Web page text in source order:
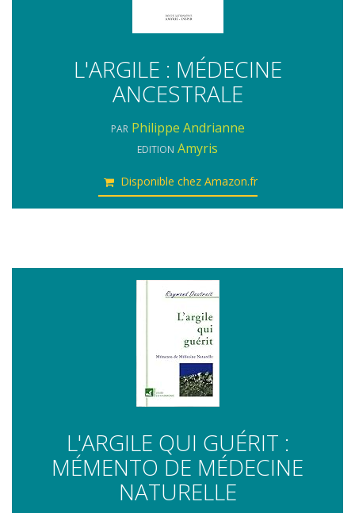
L'ARGILE : MÉDECINE
ANCESTRALE
PARPhilippe Andrianne
EDITION Amyris
Disponible chez Amazon.fr
L'ARGILE QUI GUÉRIT :
MÉMENTO DE MÉDECINE
NATURELLE